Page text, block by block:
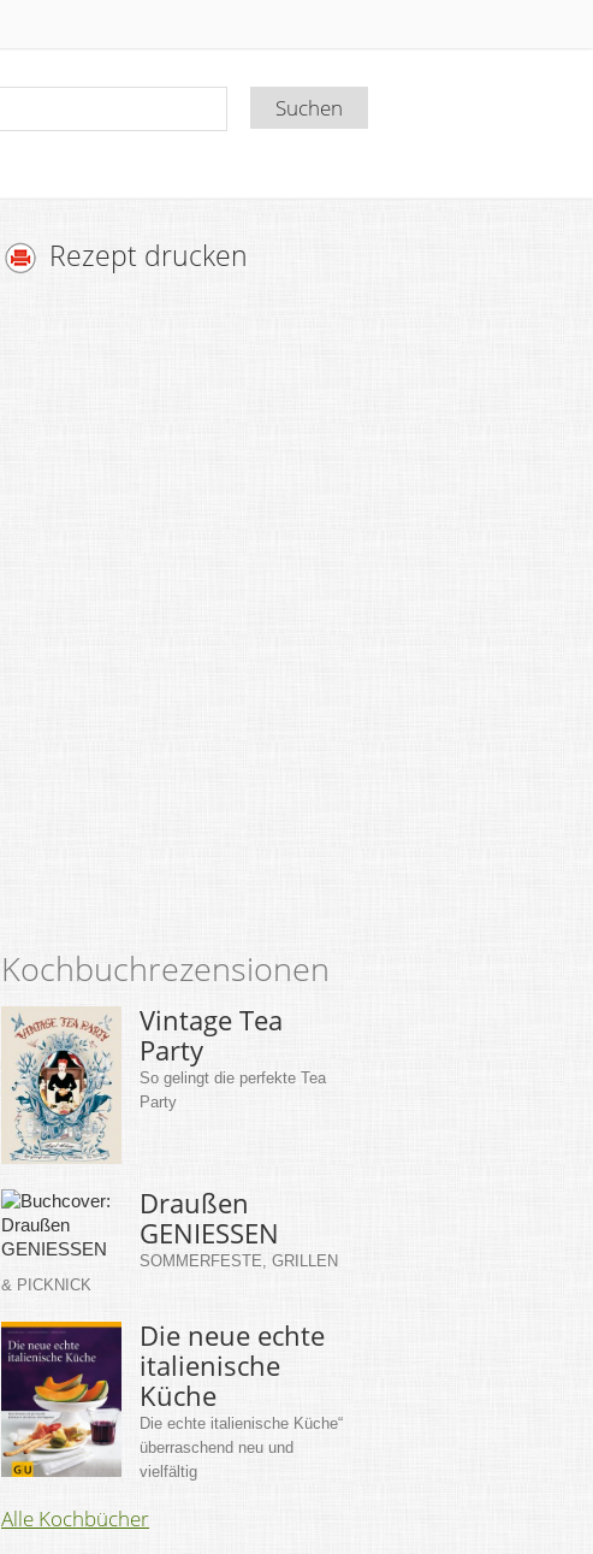
Rezept drucken
Kochbuchrezensionen
Vintage Tea
Party
So gelingt die perfekte Tea
Party
Draußen
GENIESSEN
SOMMERFESTE, GRILLEN
& PICKNICK
Die neue echte
italienische
Küche
Die echte italienische Küche“
überraschend neu und
vielfältig
Alle Kochbücher